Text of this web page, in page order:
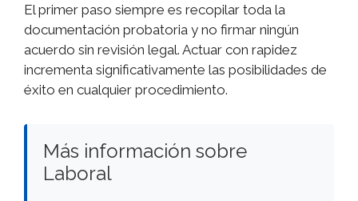
El primer paso siempre es recopilar toda la
documentación probatoria y no firmar ningún
acuerdo sin revisión legal. Actuar con rapidez
incrementa significativamente las posibilidades de
éxito en cualquier procedimiento.
Más información sobre
Laboral